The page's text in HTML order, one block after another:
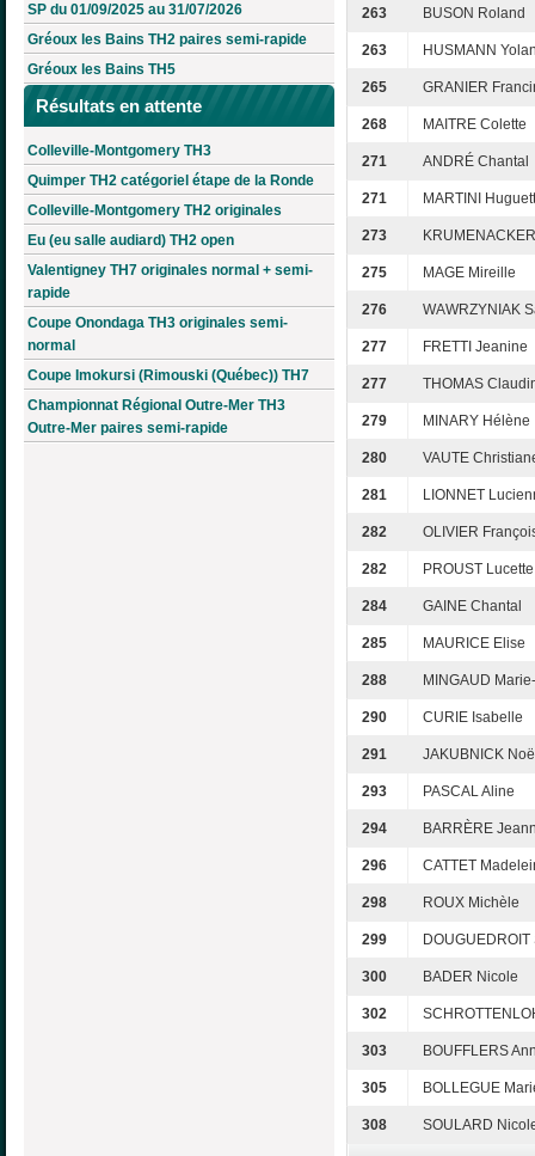
SP du 01/09/2025 au 31/07/2026
Gréoux les Bains TH2 paires semi-rapide
Gréoux les Bains TH5
Résultats en attente
Colleville-Montgomery TH3
Quimper TH2 catégoriel étape de la Ronde
Colleville-Montgomery TH2 originales
Eu (eu salle audiard) TH2 open
Valentigney TH7 originales normal + semi-
rapide
Coupe Onondaga TH3 originales semi-
normal
Coupe Imokursi (Rimouski (Québec)) TH7
Championnat Régional Outre-Mer TH3
Outre-Mer paires semi-rapide
263 BUSON Roland
263 HUSMANN
265 GRANIER
268 MAITRE Colette
271 ANDRÉ Chantal
271 MARTINI
273
275 MAGE Mireille
276 WAWRZYNIAK
277 FRETTI Jeanine
277 THOMAS
279 MINARY Hélène
280 VAUTE
281 LIONNET
282 OLIVIER
282 PROUST Lucette
284 GAINE Chantal
285 MAURICE Elise
288 MINGAUD
290 CURIE Isabelle
291 JAKUBNICK
293 PASCAL Aline
294 BARRÈRE
296 CATTET
298 ROUX Michèle
299
300 BADER Nicole
302
303 BOUFFLERS
305 BOLLEGUE
308 SOULARD